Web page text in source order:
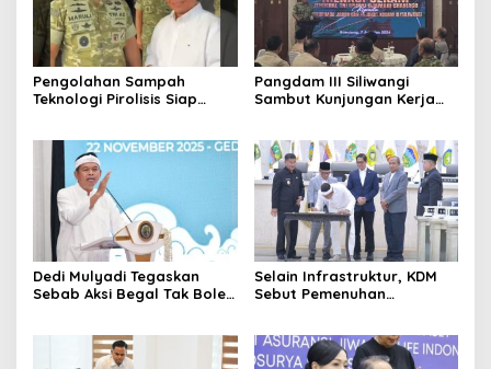
Pengolahan Sampah
Teknologi Pirolisis Siap
Barat
Pangdam III Siliwangi
Sambut Kunjungan Kerja
Dedi Mulyadi Tegaskan
Sebab Aksi Begal Tak Boleh
Selain Infrastruktur, KDM
Sebut Pemenuhan
APBD Jabar 2027